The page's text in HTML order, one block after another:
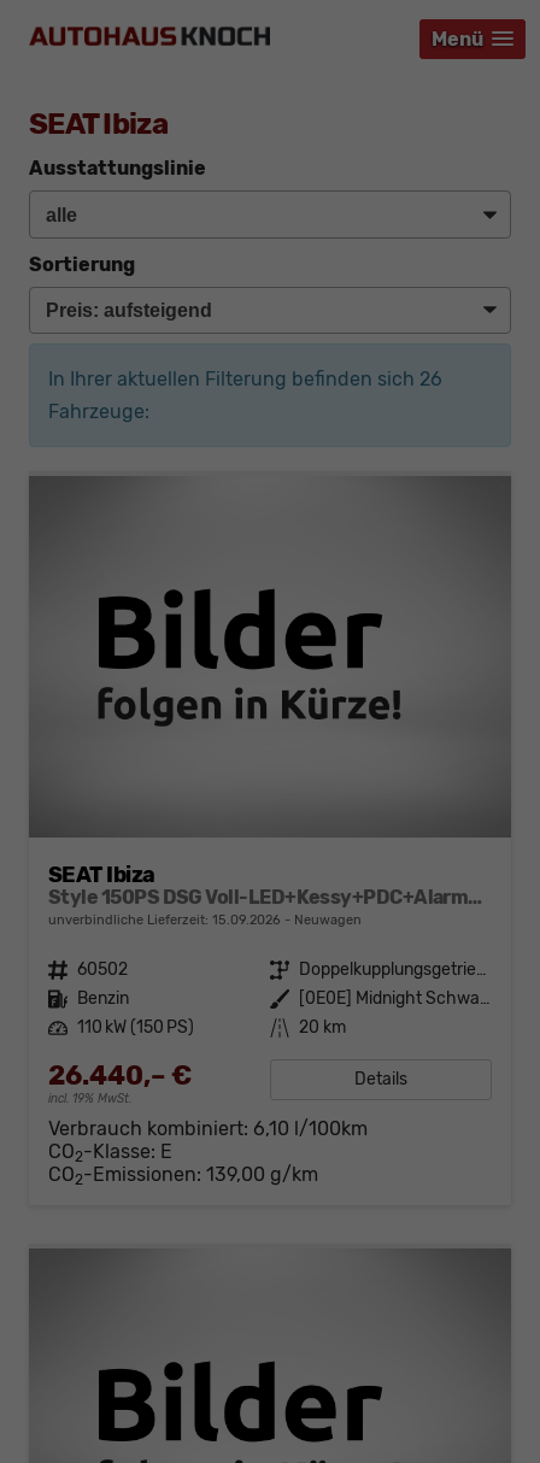
Menü
Menü
Menü
SEAT Ibiza
Ausstattungslinie
Sortierung
In Ihrer aktuellen Filterung befinden sich 26
Fahrzeuge:
SEAT Ibiza
Style 150PS DSG Voll-LED+Kessy+PDC+Alarm+Navi+Pano+Sound+Kamera+GV5
unverbindliche Lieferzeit: 15.09.2026 Neuwagen
Fahrzeugnr. 60502 Getriebe
Doppelkupplungsgetriebe (DSG)
Kraftstoff Benzin Außenfarbe
[0E0E] Midnight Schwarz Metallic
Leistung 110 kW (150 PS) Kilometerstand 20 km
26.440,– €
incl. 19% MwSt.
Details
Verbrauch kombiniert: 6,10 l/100km
CO2-Klasse: E
CO2-Emissionen: 139,00 g/km